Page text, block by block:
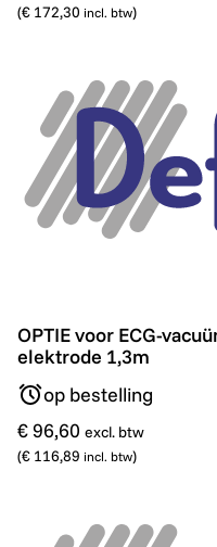
(€ 172,30 incl. btw)
OPTIE voor ECG-
OPTIE voor ECG-
elektrode 1,3m
op bestelling
€ 96,60 excl. btw
(€ 116,89 incl. btw)